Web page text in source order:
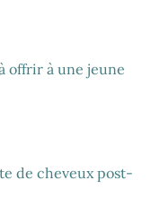
offrir à une jeune
de cheveux post-